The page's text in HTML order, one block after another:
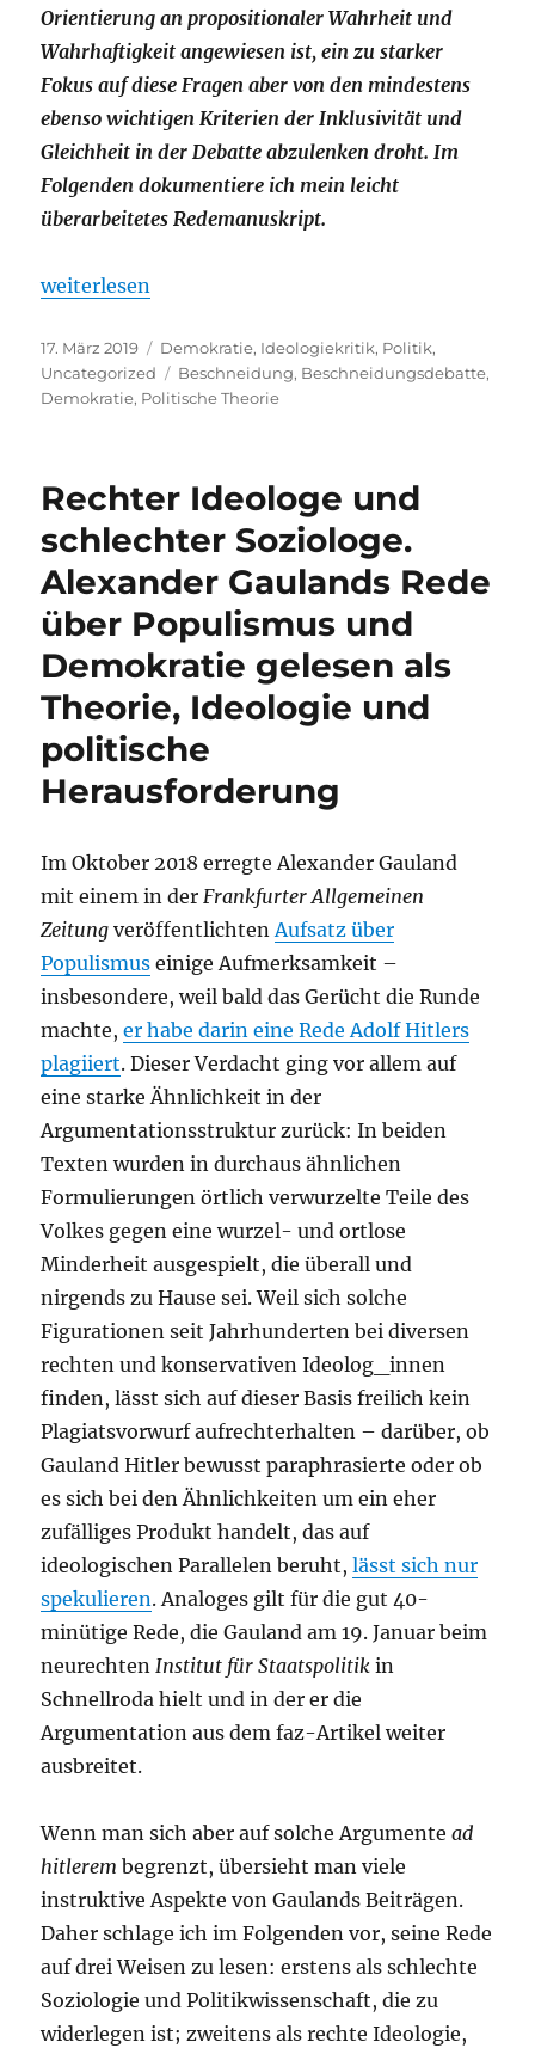
Orientierung an propositionaler Wahrheit und
Wahrhaftigkeit angewiesen ist, ein zu starker
Fokus auf diese Fragen aber von den mindestens
ebenso wichtigen Kriterien der Inklusivität und
Gleichheit in der Debatte abzulenken droht. Im
Folgenden dokumentiere ich mein leicht
überarbeitetes Redemanuskript.
„Die Wahrheit ist nicht genug. Eine kleine
weiterlesen
Veröffentlicht
am
17. März 2019 Kategorien
Demokratie, Ideologiekritik, Politik,
Uncategorized
Schlagwörter
Beschneidung, Beschneidungsdebatte,
Demokratie, Politische Theorie
Rechter Ideologe und
schlechter Soziologe.
Alexander Gaulands Rede
über Populismus und
Demokratie gelesen als
Theorie, Ideologie und
politische
Herausforderung
Im Oktober 2018 erregte Alexander Gauland
mit einem in derFrankfurter Allgemeinen
ZeitungveröffentlichtenAufsatz über
Populismus einige Aufmerksamkeit –
insbesondere, weil bald das Gerücht die Runde
machte,er habe darin eine Rede Adolf Hitlers
plagiiert. Dieser Verdacht ging vor allem auf
eine starke Ähnlichkeit in der
Argumentationsstruktur zurück: In beiden
Texten wurden in durchaus ähnlichen
Formulierungen örtlich verwurzelte Teile des
Volkes gegen eine wurzel- und ortlose
Minderheit ausgespielt, die überall und
nirgends zu Hause sei. Weil sich solche
Figurationen seit Jahrhunderten bei diversen
rechten und konservativen Ideolog_innen
finden, lässt sich auf dieser Basis freilich kein
Plagiatsvorwurf aufrechterhalten – darüber, ob
Gauland Hitler bewusst paraphrasierte oder ob
es sich bei den Ähnlichkeiten um ein eher
zufälliges Produkt handelt, das auf
ideologischen Parallelen beruht,lässt sich nur
spekulieren. Analoges gilt für die gut 40-
minütige Rede, die Gauland am 19. Januar beim
neurechtenInstitut für Staatspolitik in
Schnellroda hielt und in der er die
Argumentation aus dem faz-Artikel weiter
ausbreitet.
Wenn man sich aber auf solche Argumentead
hitlerem begrenzt, übersieht man viele
instruktive Aspekte von Gaulands Beiträgen.
Daher schlage ich im Folgenden vor, seine Rede
auf drei Weisen zu lesen: erstens als schlechte
Soziologie und Politikwissenschaft, die zu
widerlegen ist; zweitens als rechte Ideologie,